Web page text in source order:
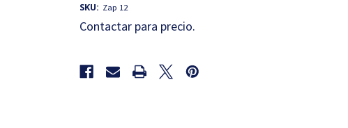
SKU: Zap 12
Contactar para precio.
Cantidad
actual